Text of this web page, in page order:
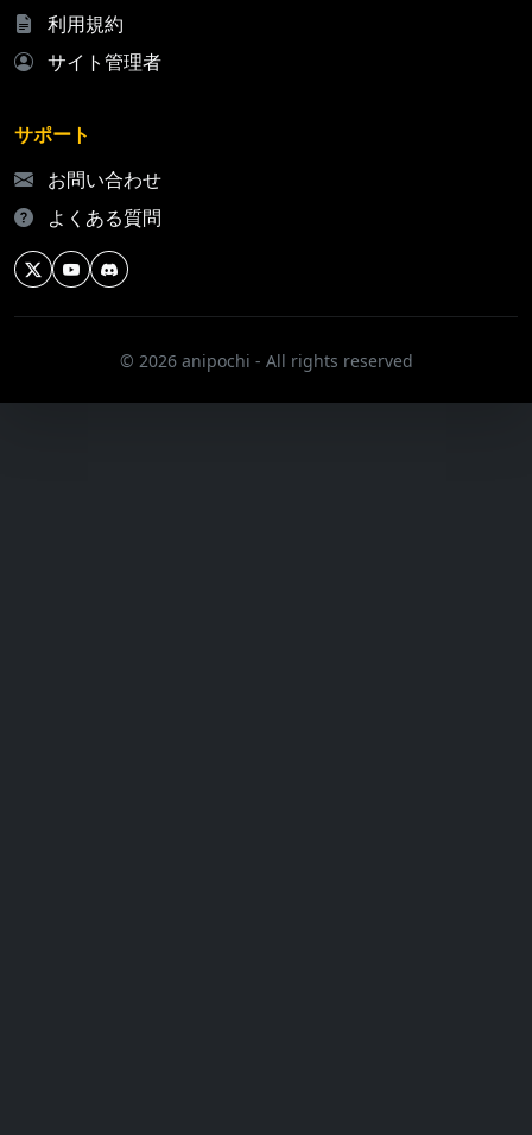
利用規約
サイト管理者
サポート
お問い合わせ
よくある質問
© 2026 anipochi - All rights reserved